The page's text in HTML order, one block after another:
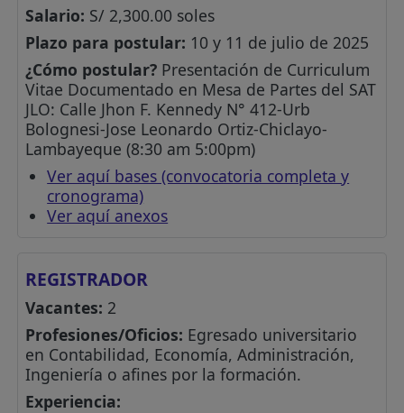
Salario: S/ 2,300.00 soles
Plazo para postular: 10 y 11 de julio de 2025
¿Cómo postular? Presentación de Curriculum
Vitae Documentado en Mesa de Partes del SAT
JLO: Calle Jhon F. Kennedy N° 412-Urb
Bolognesi-Jose Leonardo Ortiz-Chiclayo-
Lambayeque (8:30 am 5:00pm)
Ver aquí bases (convocatoria completa y
cronograma)
Ver aquí anexos
REGISTRADOR
Vacantes: 2
Profesiones/Oficios: Egresado universitario
en Contabilidad, Economía, Administración,
Ingeniería o afines por la formación.
Experiencia: